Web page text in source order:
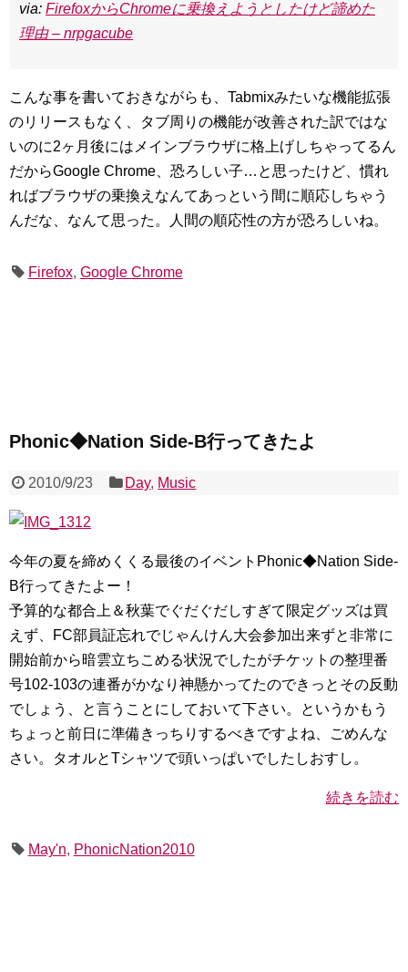
via: FirefoxからChromeに乗換えようとしたけど諦めた
理由 – nrpgacube
こんな事を書いておきながらも、Tabmixみたいな機能拡張
のリリースもなく、タブ周りの機能が改善された訳ではな
いのに2ヶ月後にはメインブラウザに格上げしちゃってるん
だからGoogle Chrome、恐ろしい子…と思ったけど、慣れ
ればブラウザの乗換えなんてあっという間に順応しちゃう
んだな、なんて思った。人間の順応性の方が恐ろしいね。
Firefox, Google Chrome
Phonic◆Nation Side-B行ってきたよ
2010/9/23 Day, Music
今年の夏を締めくくる最後のイベントPhonic◆Nation Side-
B行ってきたよー！
予算的な都合上＆秋葉でぐだぐだしすぎて限定グッズは買
えず、FC部員証忘れでじゃんけん大会参加出来ずと非常に
開始前から暗雲立ちこめる状況でしたがチケットの整理番
号102-103の連番がかなり神懸かってたのできっとその反動
でしょう、と言うことにしておいて下さい。というかもう
ちょっと前日に準備きっちりするべきですよね、ごめんな
さい。タオルとTシャツで頭いっぱいでしたしおすし。
続きを読む
May'n, PhonicNation2010